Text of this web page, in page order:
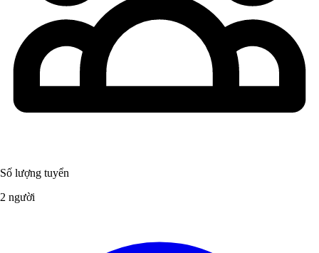
Số lượng tuyển
2 người